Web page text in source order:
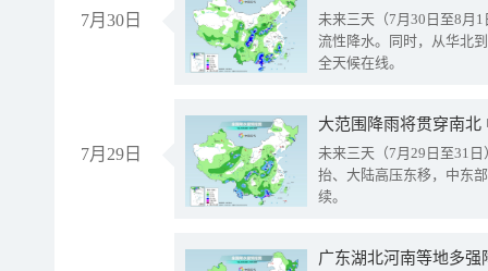
7月30日
未来三天（7月30日至8月
流性降水。同时，从华北
全天候在线。
7月29日
大范围降雨将贯穿南
未来三天（7月29日至31
抬、大陆高压东移，中东
续。
广东湖北河南等地多